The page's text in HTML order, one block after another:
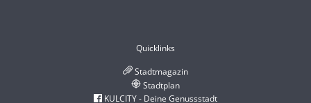
Quicklinks
Stadtmagazin
Stadtplan
KULCITY - Deine Genussstadt